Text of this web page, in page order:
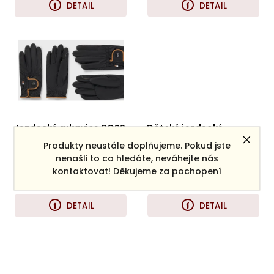
Produkty neustále doplňujeme. Pokud jste
nenašli to co hledáte, neváhejte nás
kontaktovat! Děkujeme za pochopení
DETAIL DETAIL
Jezdecké rukavice BOSS
Skladem (4 ks)
DETAIL
Dětské jezdecké
rukavice HKM AYMEE
Skladem (1 ks)
430 Kč
DETAIL